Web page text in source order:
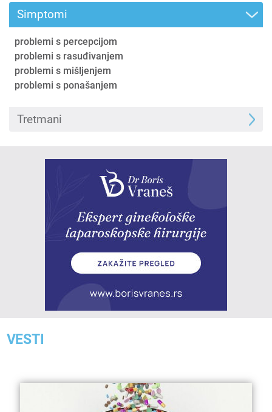
Simptomi
problemi s percepcijom
problemi s rasuđivanjem
problemi s mišljenjem
problemi s ponašanjem
Tretmani
VESTI